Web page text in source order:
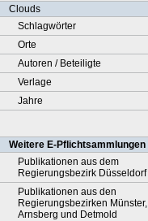
Clouds
Schlagwörter
Orte
Autoren / Beteiligte
Verlage
Jahre
Weitere E-Pflichtsammlungen
Publikationen aus dem
Regierungsbezirk Düsseldorf
Publikationen aus den
Regierungsbezirken Münster,
Arnsberg und Detmold